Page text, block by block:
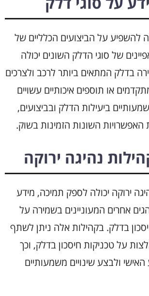
להשפיע על הביצועים הכלליים של
של סוגי הדלק השונים יכולה
בדלק המתאים ביותר לרכב ולצרכים
או תוספים איכותיים עשויים
ביעילות הדלק ובביצועים,
האפשרויות השונות הזמינות בשוק.
נהיגה ירוקה
ירוקה יכולה לספק תמיכה, מידע
אחרים המעוניינים בשמירה על
בדלק. בקהילות אלה ניתן לשתף
על טכניקות חיסכון בדלק, וכך
ולבצע שינויים משמעותיים